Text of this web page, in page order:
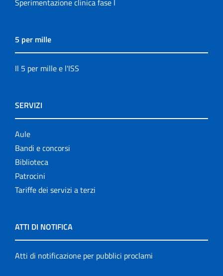
Sperimentazione clinica fase I
5 per mille
Il 5 per mille e l'ISS
SERVIZI
Aule
Bandi e concorsi
Biblioteca
Patrocini
Tariffe dei servizi a terzi
ATTI DI NOTIFICA
Atti di notificazione per pubblici proclami